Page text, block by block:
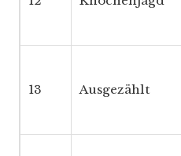
13 Ausgezählt